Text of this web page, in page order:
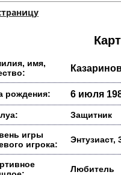
имя,
рождения: 6 июля
Защитник
игры
игрока:
Энтузиаст,
Любитель